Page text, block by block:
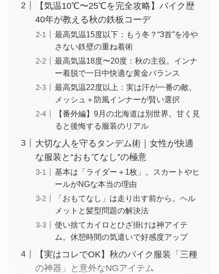
【気温10℃〜25℃を完全攻略】バイク歴
40年が教える秋の鉄板コーデ
最高気温15度以下：もう冬？“3首”を冷や
さない鉄壁の重ね着術
最高気温18度〜20度：秋の主役。インナ
ー着脱で一日中快適な黄金バランス
最高気温22度以上：実は汗が一番の敵。
メッシュ＋防風インナーが賢い選択
【番外編】9月の北海道は別世界。甘く見
ると後悔する服装のリアル
大切な人を守るタンデム術｜女性が快適
な服装と“おもてなし”の極意
基本は「ライダー＋1枚」。スカートやヒ
ールがNGな本当の理由
「おもてなし」は走り出す前から。ヘル
メットと髪型問題の解決法
使い捨てカイロとひざ掛けは神アイテ
ム。休憩時間の気遣いで好感度アップ
【実はコレでOK】秋のバイク服装「三種
の神器」と意外なNGアイテム